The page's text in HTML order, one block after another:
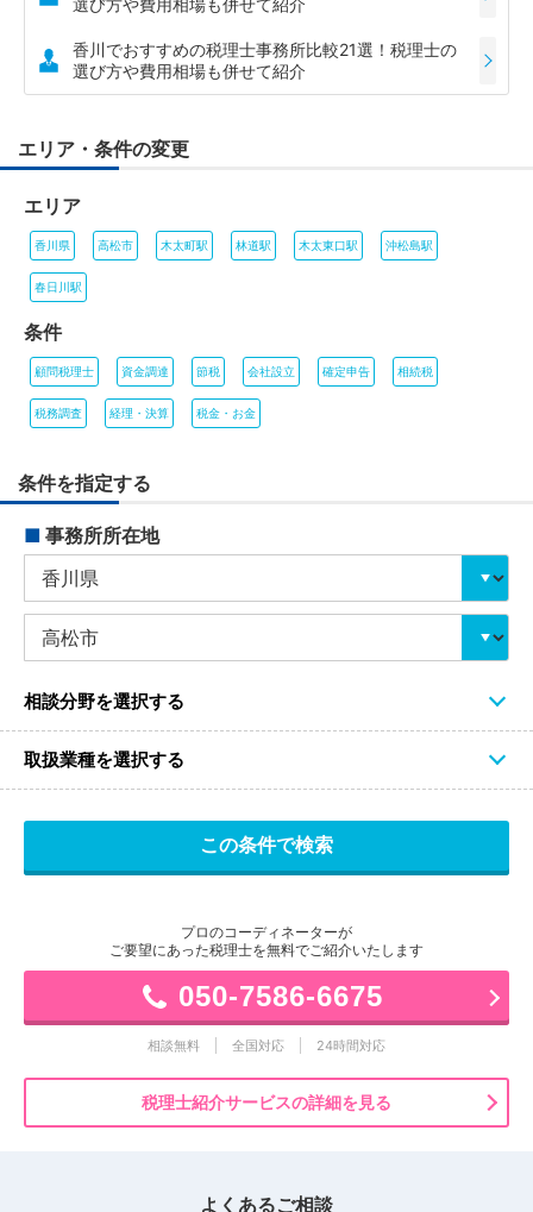
選び方や費用相場も併せて紹介
香川でおすすめの税理士事務所比較21選！税理士の
選び方や費用相場も併せて紹介
エリア・条件の変更
エリア
香川県 高松市 木太町駅 林道駅 木太東口駅 沖松島駅
春日川駅
条件
顧問税理士 資金調達 節税 会社設立 確定申告 相続税
税務調査 経理・決算 税金・お金
条件を指定する
■ 事務所所在地
相談分野を選択する
取扱業種を選択する
プロのコーディネーターが
ご要望にあった税理士を無料でご紹介いたします
050-7586-6675
相談無料 全国対応 24時間対応
税理士紹介サービスの詳細を見る
よくあるご相談